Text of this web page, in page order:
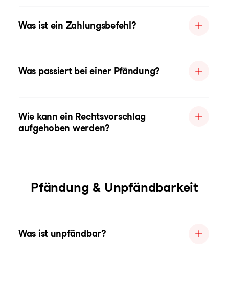
Was ist ein Zahlungsbefehl?
Was passiert bei einer Pfändung?
Wie kann ein Rechtsvorschlag
aufgehoben werden?
Pfändung & Unpfändbarkeit
Was ist unpfändbar?